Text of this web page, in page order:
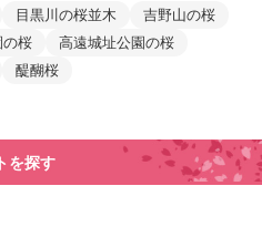
目黒川の桜並木
吉野山の桜
の桜
高遠城址公園の桜
醍醐桜
を探す